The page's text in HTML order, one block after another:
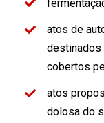
atos de
destinados
cobertos
atos
dolosa do